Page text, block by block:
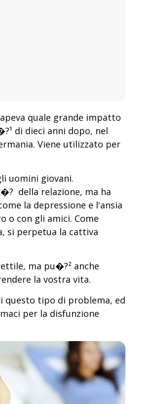
quale grande impatto
di dieci anni dopo, nel
Viene utilizzato per
uomini giovani.
della relazione, ma ha
la depressione e l'ansia
o con gli amici. Come
si perpetua la cattiva
ma pu�?² anche
la vostra vita.
questo tipo di problema, ed
per la disfunzione